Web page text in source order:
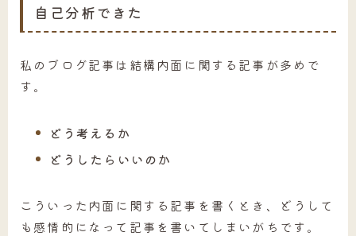
自己分析できた
私のブログ記事は結構内面に関する記事が多めで
す。
どう考えるか
どうしたらいいのか
こういった内面に関する記事を書くとき、どうして
も感情的になって記事を書いてしまいがちです。